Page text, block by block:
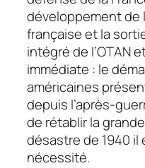
développement de
française et la
intégré de l’OTAN
immédiate : le
américaines
depuis l’après-
de rétablir la
désastre de 1940
nécessité.